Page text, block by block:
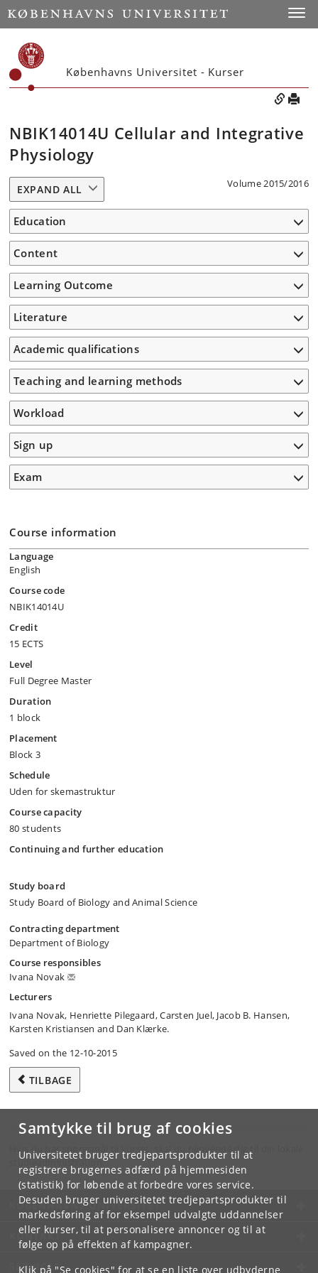
Samtykke til brug af cookies
Universitetet bruger tredjepartsprodukter til at
registrere brugernes adfærd på hjemmesiden
(statistik) for løbende at forbedre vores service.
Desuden bruger universitetet tredjepartsprodukter til
markedsføring af for eksempel udvalgte uddannelser
eller kurser, til at personalisere annoncer og til at
følge op på effekten af kampagner.
Klik på "Se cookies" for at se en liste over udbyderne
Københavns Universitet - Kurser
NBIK14014U Cellular and Integrative
Physiology
Volume 2015/2016
EXPAND ALL
Education
Content
Learning Outcome
Literature
Academic qualifications
Teaching and learning methods
Workload
Sign up
Exam
Course information
Language
English
Course code
NBIK14014U
Credit
15 ECTS
Level
Full Degree Master
Duration
1 block
Placement
Block 3
Schedule
Uden for skemastruktur
Course capacity
80 students
Continuing and further education
Study board
Study Board of Biology and Animal Science
Contracting department
Department of Biology
Course responsibles
Ivana Novak
Lecturers
Ivana Novak, Henriette Pilegaard, Carsten Juel, Jacob B. Hansen,
Karsten Kristiansen and Dan Klærke.
Saved on the 12-10-2015
TILBAGE
Hvis du har spørgsmål til kurset, skal du henvende dig til din lokale
studieadministration.
KØBENHAVNS UNIVERSITET
KONTAKT
SERVICES